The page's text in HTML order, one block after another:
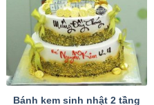
Bánh kem sinh nhật 2 tầng